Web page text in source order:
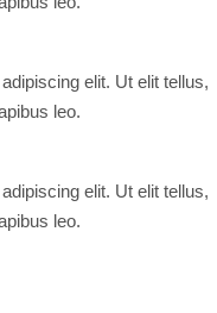
elit. Ut elit tellus,
leo.
elit. Ut elit tellus,
leo.